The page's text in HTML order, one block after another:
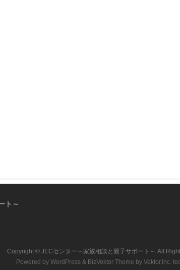
ト～
Copyright © JECセンター～家族相談と親子サポート～ All
Powered by WordPress& BizVektor Theme by Vektor,Inc.